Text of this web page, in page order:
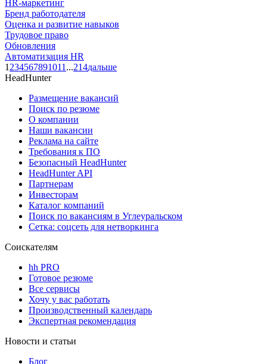
HR-маркетинг
Бренд работодателя
Оценка и развитие навыков
Трудовое право
Обновления
Автоматизация HR
1 234567891011 ...214дальше
HeadHunter
Размещение вакансий
Поиск по резюме
О компании
Наши вакансии
Реклама на сайте
Требования к ПО
Безопасный HeadHunter
HeadHunter API
Партнерам
Инвесторам
Каталог компаний
Поиск по вакансиям в Углеуральском
Сетка: соцсеть для нетворкинга
Соискателям
hh PRO
Готовое резюме
Все сервисы
Хочу у вас работать
Производственный календарь
Экспертная рекомендация
Новости и статьи
Блог